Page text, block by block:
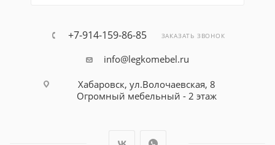
+7-914-159-86-85 ЗАКАЗАТЬ ЗВОНОК
info@legkomebel.ru
Хабаровск, ул.Волочаевская, 8
Огромный мебельный - 2 этаж